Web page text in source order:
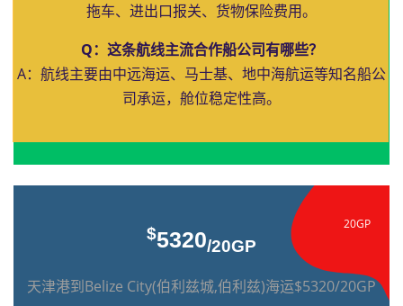
拖车、进出口报关、货物保险费用。
Q：这条航线主流合作船公司有哪些？
A：航线主要由中远海运、马士基、地中海航运等知名船公
司承运，舱位稳定性高。
20GP
$5320/20GP
天津港到Belize City(伯利兹城,伯利兹)海运$5320/20GP